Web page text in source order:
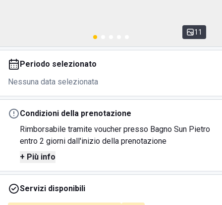
11
Periodo selezionato
Nessuna data selezionata
Condizioni della prenotazione
Rimborsabile tramite voucher presso Bagno Sun Pietro
entro 2 giorni dall'inizio della prenotazione
+ Più info
Servizi disponibili